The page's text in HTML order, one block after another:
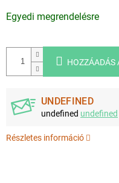
Egyedi megrendelésre
HOZZÁADÁS
UNDEFINED
undefined undefined
Részletes információ